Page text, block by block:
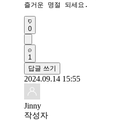
즐거운 명절 되세요.
0
1
답글 쓰기
2024.09.14 15:55
Jinny
작성자